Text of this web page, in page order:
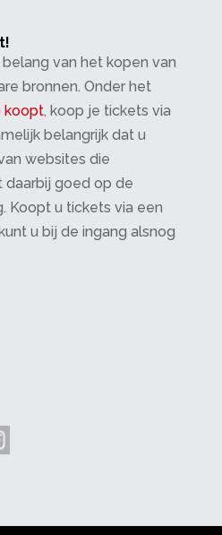
van het kopen van
bronnen. Onder het
koopt, koop je tickets via
belangrijk dat u
websites die
daarbij goed op de
Koopt u tickets via een
u bij de ingang alsnog